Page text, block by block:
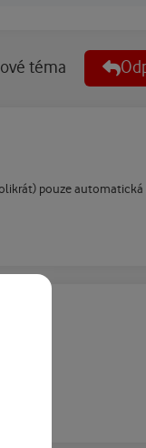
téma
pouze automatická